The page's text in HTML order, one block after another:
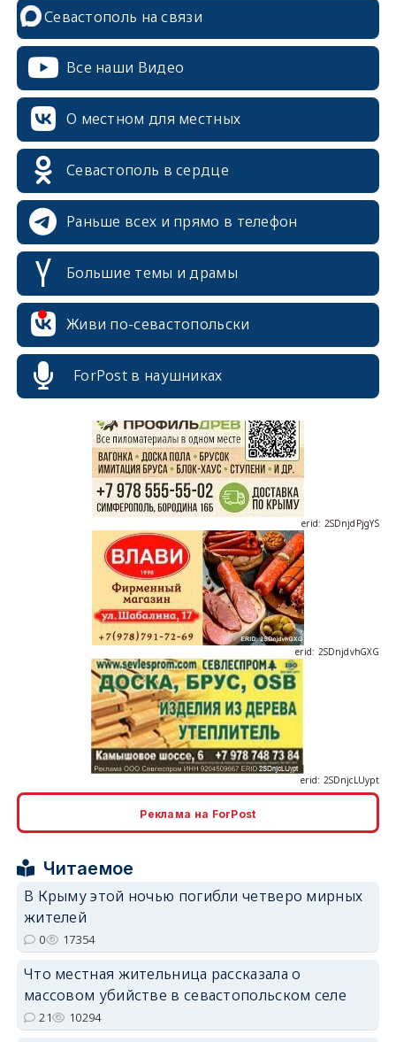
Севастополь на связи
Все наши Видео
О местном для местных
Севастополь в сердце
Раньше всех и прямо в телефон
Большие темы и драмы
Живи по-севастопольски
ForPost в наушниках
erid: 2SDnjdPjgYS
erid: 2SDnjdvhGXG
Реклама на ForPost
Читаемое
В Крыму этой ночью погибли четверо мирных
жителей
0 17354
Что местная жительница рассказала о
массовом убийстве в севастопольском селе
21 10294